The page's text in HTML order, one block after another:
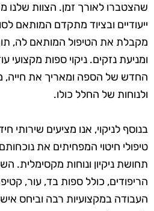
שהצטברו לאורך זמן. הצוות שלנו
ייעודיים ובציוד מתקדם המותאם
מקבלת את הטיפול המותאם לה,
ומניעת נזקים. ניקוי ספות
החדש של הספה ומאריך את
ולנוחות של החלל כולו.
בנוסף לניקוי, אנו מציעים שירותי
טיפולי חיטוי המפחיתים את
תחושת ניקיון ונוחות מקסימלית.
הריפודים, כולל ספות בד, עור,
העבודה במקצועיות רבה וביחס